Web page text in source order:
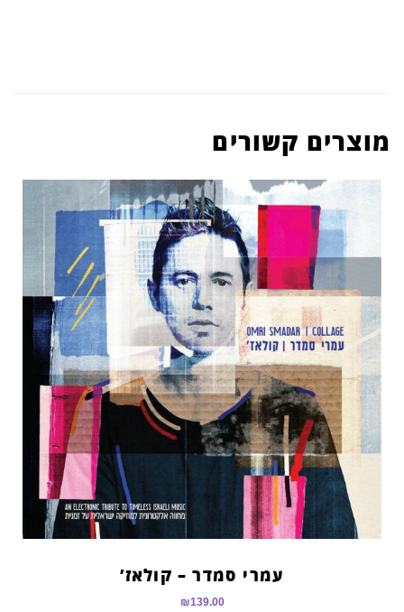
מוצרים קשורים
עמרי סמדר – קולאז’
₪139.00